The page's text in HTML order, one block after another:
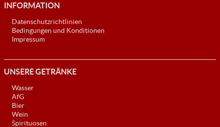
INFORMATION
Datenschutzrichtlinien
Bedingungen und Konditionen
Impressum
UNSERE GETRÄNKE
Wasser
AfG
Bier
Wein
Spirituosen